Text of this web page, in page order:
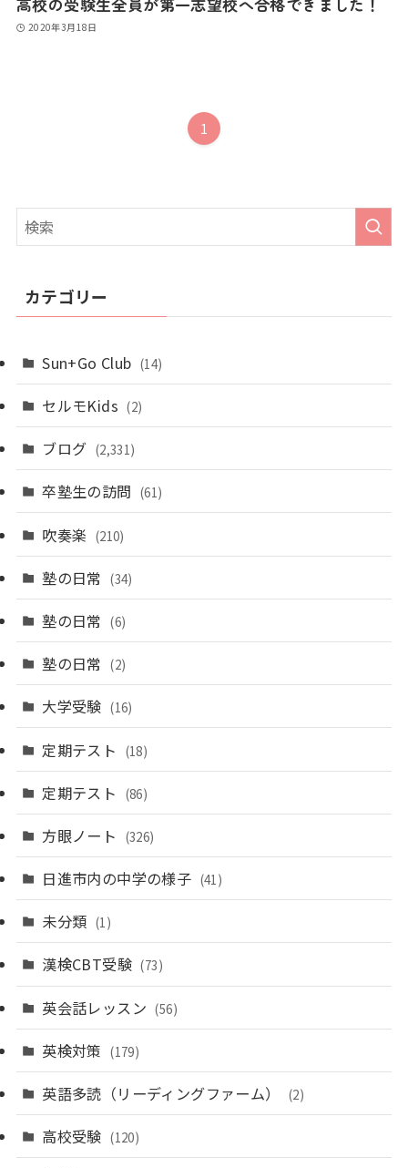
2020年3月18日
1
カテゴリー
Sun+Go Club (14)
セルモKids (2)
ブログ (2,331)
卒塾生の訪問 (61)
吹奏楽 (210)
塾の日常 (34)
塾の日常 (6)
塾の日常 (2)
大学受験 (16)
定期テスト (18)
定期テスト (86)
方眼ノート (326)
日進市内の中学の様子 (41)
未分類 (1)
漢検CBT受験 (73)
英会話レッスン (56)
英検対策 (179)
英語多読（リーディングファーム） (2)
高校受験 (120)